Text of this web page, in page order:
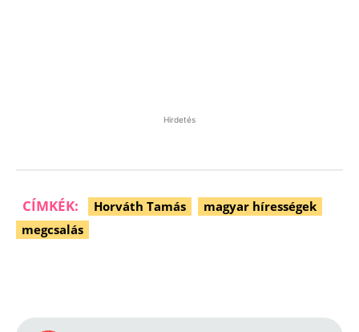
Hirdetés
CÍMKÉK: Horváth Tamás
magyar hírességek
megcsalás